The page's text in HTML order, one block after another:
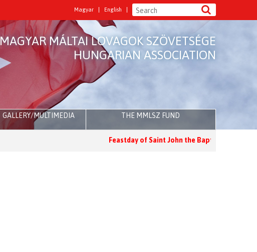
Magyar English
MAGYAR MÁLTAI LOVAGOK SZÖVETSÉGE
HUNGARIAN ASSOCIATION
GALLERY/MULTIMEDIA THE MMLSZ FUND
Feastday of Saint John the BaptistHoly Mass for